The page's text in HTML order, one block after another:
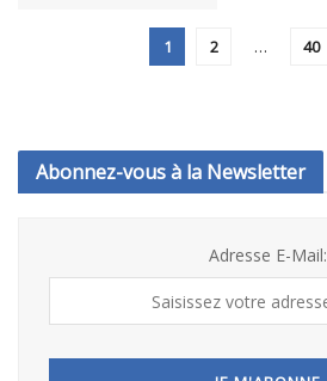
1 2 … 40
Abonnez-vous à la Newsletter
Adresse E-Mail: